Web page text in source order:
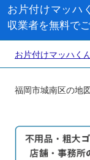
お片付けマッハ
収業者を無料で
お片付けマッハく
福岡市城南区の地